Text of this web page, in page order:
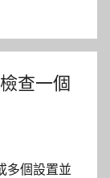
查一個
多個設置並